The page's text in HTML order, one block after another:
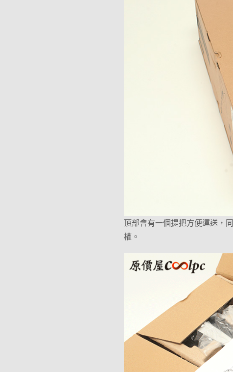
頂部會有一個提把方便運送，
權。